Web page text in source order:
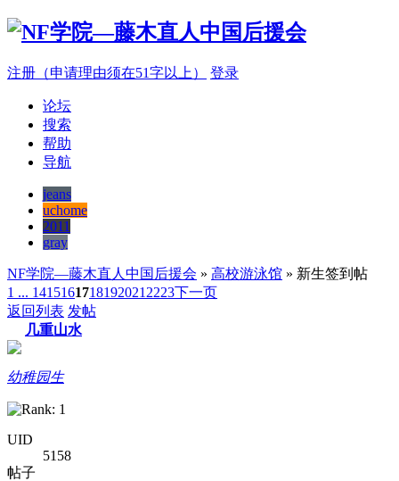
注册（申请理由须在51字以上） 登录
论坛
搜索
帮助
导航
jeans
uchome
2011
gray
NF学院—藤木直人中国后援会 » 高校游泳馆 » 新生签到帖
1 ... 1415161718192021 2223下一页
返回列表 发帖
几重山水
幼稚园生
UID
5158
帖子